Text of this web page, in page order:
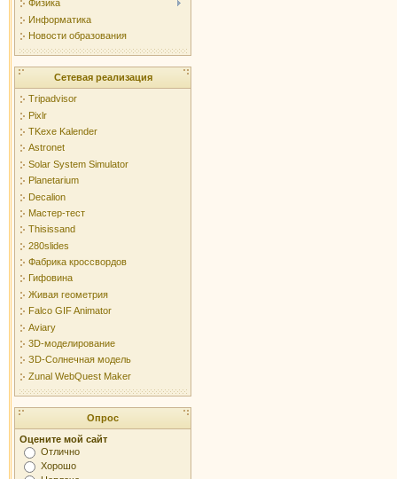
Физика
Информатика
Новости образования
Сетевая реализация
Tripadvisor
Pixlr
TKexe Kalender
Astronet
Solar System Simulator
Planetarium
Decalion
Мастер-тест
Thisissand
280slides
Фабрика кроссвордов
Гифовина
Живая геометрия
Falco GIF Animator
Aviary
3D-моделирование
ЗD-Солнечная модель
Zunal WebQuest Maker
Опрос
Оцените мой сайт
Отлично
Хорошо